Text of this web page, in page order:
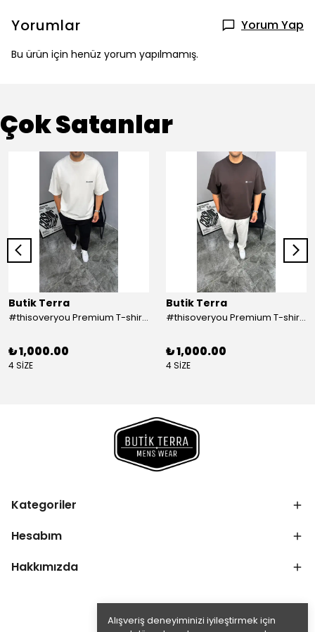
Alışveriş deneyiminizi iyileştirmek için
Yorumlar Yorum Yap
Bu ürün için henüz yorum yapılmamış.
Çok Satanlar
Butik Terra
#thisoveryou Premium T-shirt Beyaz
₺ 1,000.00
4 SİZE
Butik Terra
#thisoveryou Premium T-shirt Kahve
₺ 1,000.00
4 SİZE
Kategoriler
Hesabım
Hakkımızda